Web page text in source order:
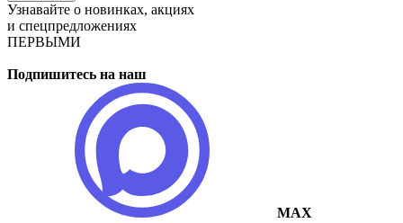
Узнавайте о новинках, акциях
и спецпредложениях
ПЕРВЫМИ
Подпишитесь на наш
MAX